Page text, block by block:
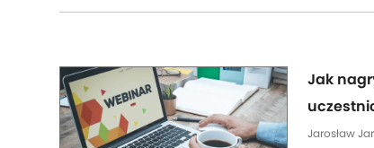
Jak
Jarosław